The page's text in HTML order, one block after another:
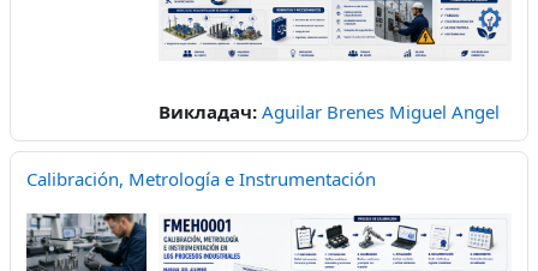
Викладач: Aguilar Brenes Miguel Angel
Calibración, Metrología e Instrumentación